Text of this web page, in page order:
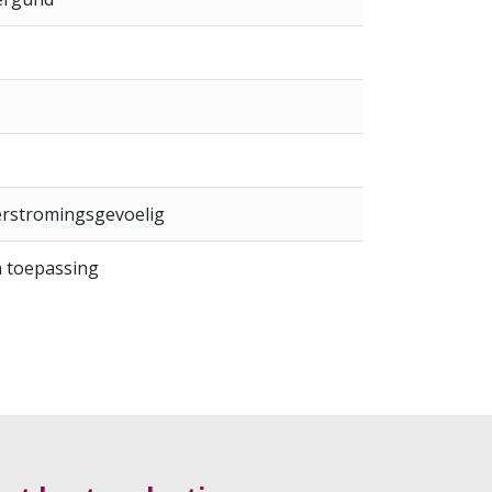
toepassing